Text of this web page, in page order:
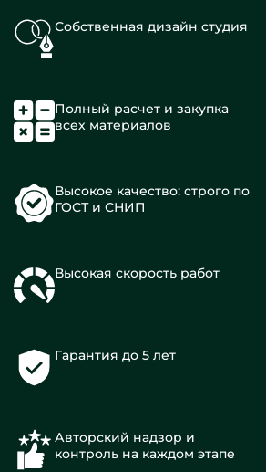
Собственная дизайн студия
Полный расчет и закупка
всех материалов
Высокое качество: строго по
ГОСТ и СНИП
Высокая скорость работ
Гарантия до 5 лет
Авторский надзор и
контроль на каждом этапе